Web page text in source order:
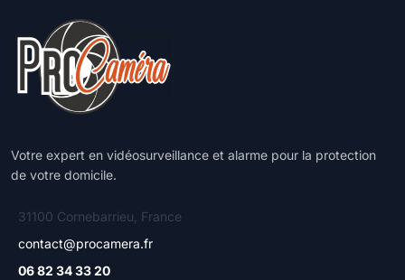
Votre expert en vidéosurveillance et alarme pour la protection
de votre domicile.
31100 Cornebarrieu, France
contact@procamera.fr
06 82 34 33 20